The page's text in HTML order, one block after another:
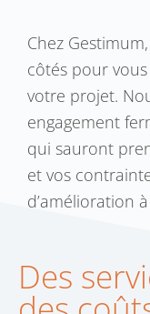
Chez
côtés pour
votre projet.
engagement
qui sauront
et vos
d’amélioration
Des